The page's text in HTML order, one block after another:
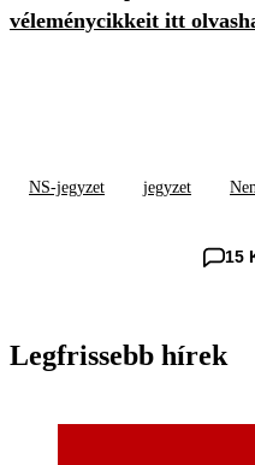
véleménycikkeit itt
NS-jegyzet jegyzet
15
Legfrissebb hírek